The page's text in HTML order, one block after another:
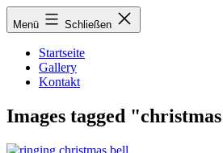
Zum
Inhalt
Menü Schließen
Startseite
Gallery
Kontakt
Images tagged